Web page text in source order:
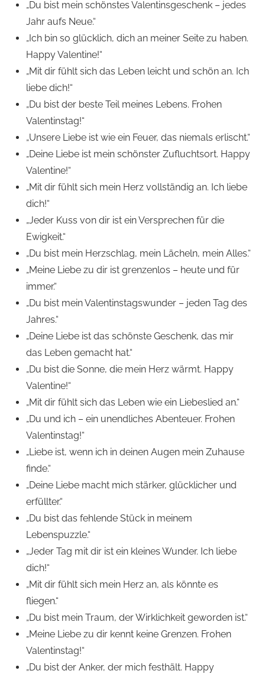
„Du bist mein schönstes Valentinsgeschenk – jedes
Jahr aufs Neue.“
„Ich bin so glücklich, dich an meiner Seite zu haben.
Happy Valentine!“
„Mit dir fühlt sich das Leben leicht und schön an. Ich
liebe dich!“
„Du bist der beste Teil meines Lebens. Frohen
Valentinstag!“
„Unsere Liebe ist wie ein Feuer, das niemals erlischt.“
„Deine Liebe ist mein schönster Zufluchtsort. Happy
Valentine!“
„Mit dir fühlt sich mein Herz vollständig an. Ich liebe
dich!“
„Jeder Kuss von dir ist ein Versprechen für die
Ewigkeit.“
„Du bist mein Herzschlag, mein Lächeln, mein Alles.“
„Meine Liebe zu dir ist grenzenlos – heute und für
immer.“
„Du bist mein Valentinstagswunder – jeden Tag des
Jahres.“
„Deine Liebe ist das schönste Geschenk, das mir
das Leben gemacht hat.“
„Du bist die Sonne, die mein Herz wärmt. Happy
Valentine!“
„Mit dir fühlt sich das Leben wie ein Liebeslied an.“
„Du und ich – ein unendliches Abenteuer. Frohen
Valentinstag!“
„Liebe ist, wenn ich in deinen Augen mein Zuhause
finde.“
„Deine Liebe macht mich stärker, glücklicher und
erfüllter.“
„Du bist das fehlende Stück in meinem
Lebenspuzzle.“
„Jeder Tag mit dir ist ein kleines Wunder. Ich liebe
dich!“
„Mit dir fühlt sich mein Herz an, als könnte es
fliegen.“
„Du bist mein Traum, der Wirklichkeit geworden ist.“
„Meine Liebe zu dir kennt keine Grenzen. Frohen
Valentinstag!“
„Du bist der Anker, der mich festhält. Happy